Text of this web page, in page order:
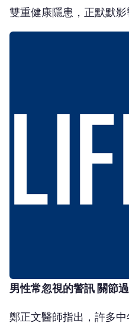
雙重健康隱患，正默默影
男性常忽視的警訊 關節
鄭正文醫師指出，許多